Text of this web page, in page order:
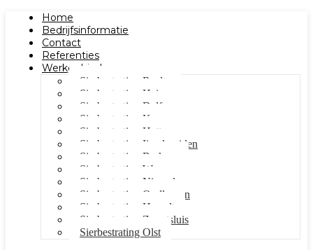
Home
Bedrijfsinformatie
Contact
Referenties
Werkgebied
Sierbestrating Raalte
Sierbestrating Heino
Sierbestrating Dalfsen
Sierbestrating Kampen
Sierbestrating Hattem
Sierbestrating Ijsselmuiden
Sierbestrating Berkum
Sierbestrating Wezep
Sierbestrating Nieuwleusen
Sierbestrating Oudleusen
Sierbestrating Hasselt
Sierbestrating Zwartsluis
Sierbestrating Olst